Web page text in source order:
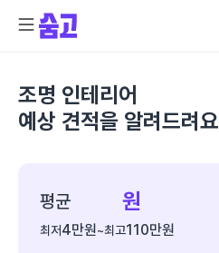
조명 인테리어
예상 견적을 알려드려요
평균 원
최저4만원~최고110만원